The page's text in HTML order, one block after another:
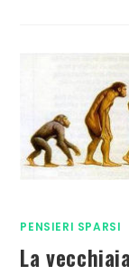
PENSIERI SPARSI
La vecchiaia